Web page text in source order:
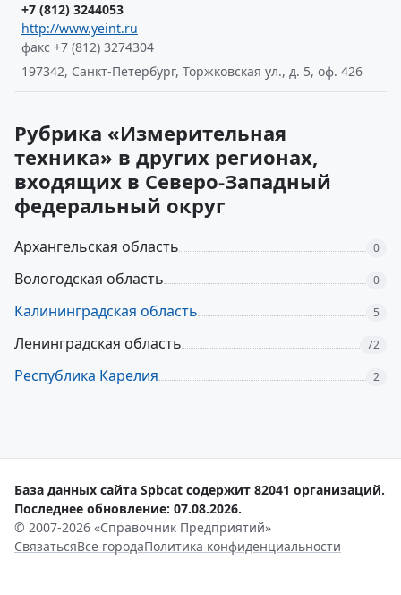
+7 (812) 3244053
http://www.yeint.ru
факс +7 (812) 3274304
197342, Санкт-Петербург, Торжковская ул., д. 5, оф. 426
Рубрика «Измерительная
техника» в других регионах,
входящих в Северо-Западный
федеральный округ
Архангельская область 0
Вологодская область 0
Калининградская область 5
Ленинградская область 72
Республика Карелия 2
База данных сайта Spbcat содержит 82041 организаций.
Последнее обновление: 07.08.2026.
© 2007-2026 «Справочник Предприятий»
СвязатьсяВсе городаПолитика конфиденциальности